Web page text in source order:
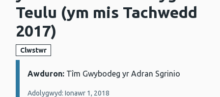
Teulu (ym mis Tachwedd
2017)
Clwstwr
Manylion:
Awduron: Tîm Gwybodeg yr Adran Sgrinio
Adolygwyd: Ionawr 1, 2018